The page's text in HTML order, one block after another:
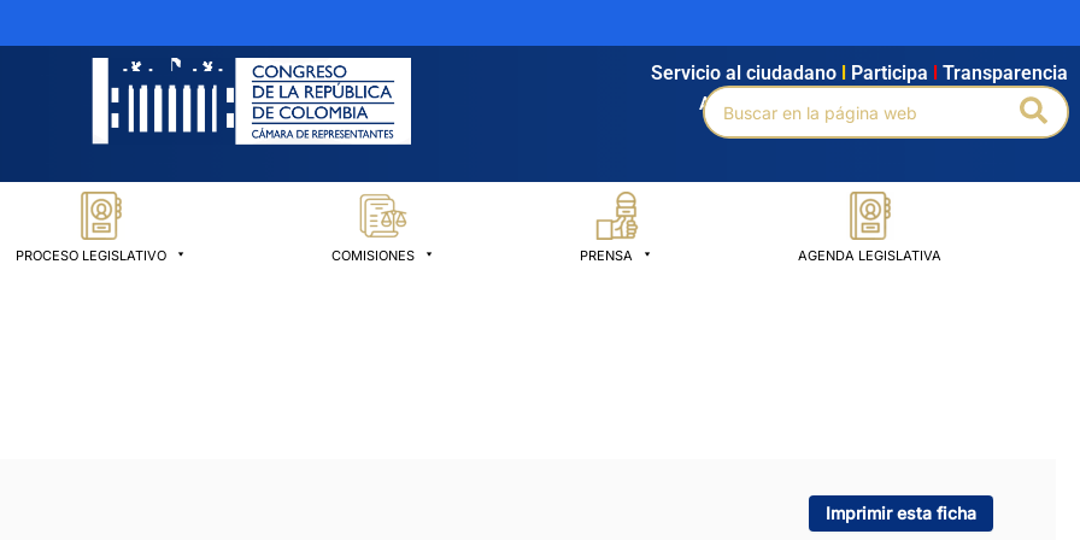
Agendamiento Intranet Búsqueda avanzada
Servicio al ciudadano Participa Transparencia
Buscar
por:
PROCESO LEGISLATIVO COMISIONES PRENSA AGENDA LEGISLATIVA
Imprimir esta ficha